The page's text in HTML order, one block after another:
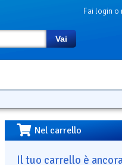
Fai login o
Vai
Nel carrello
Il tuo carrello è